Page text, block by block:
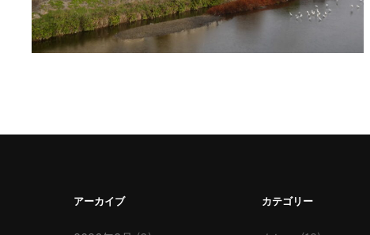
アーカイブ カテゴリー